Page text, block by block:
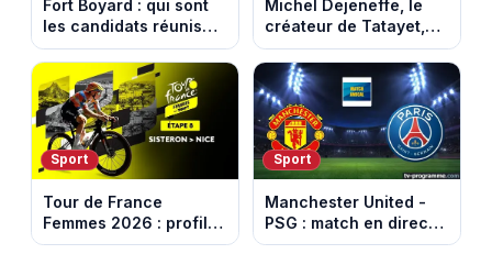
Fort Boyard : qui sont
les candidats réunis
par Cyril Féraud ce
samedi 8 août 2026 ?
Michel Dejeneffe, le
créateur de Tatayet,
est mort à 77 ans
Sport
Tour de France
Femmes 2026 : profil
et horaires de la 8e
Sport
Manchester United -
PSG : match en direct
sur beIN Sports 1 à